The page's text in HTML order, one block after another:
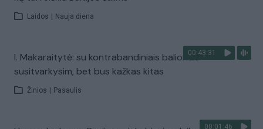
Laidos Nauja diena
00:43:31
I. Makaraitytė: su kontrabandiniais balionais
susitvarkysim, bet bus kažkas kitas
Žinios Pasaulis
00:01:46